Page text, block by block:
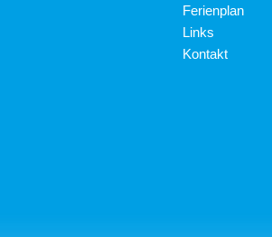
Ferienplan
Links
Kontakt